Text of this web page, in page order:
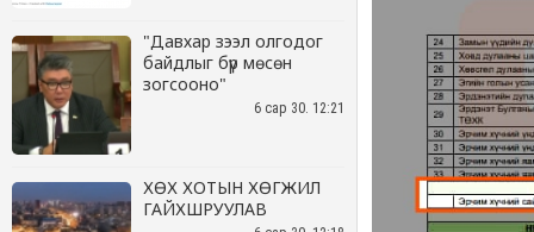
"Давхар зээл олгодог
байдлыг бүр мөсөн
зогсооно"
6 сар 30. 12:21
ХӨХ ХОТЫН ХӨГЖИЛ
ГАЙХШРУУЛАВ